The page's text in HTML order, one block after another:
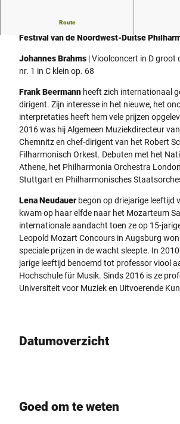
Route
Festival van het Noordwest-Duits
Festival van de Noordwest-Duitse
Johannes Brahms | Vioolconcert in D groot
nr. 1 in C klein op. 68
Frank Beermann heeft zich internationaal
dirigent. Zijn interesse in het nieuwe, het
interpretaties heeft hem vele prijzen
2016 was hij Algemeen Muziekdirecteur
Chemnitz en chef-dirigent van het Robert
Filharmonisch Orkest. Debuten met het
Athene, het Philharmonia Orchestra
Stuttgart en Philharmonisches
Lena Neudauerbegon op driejarige leeftijd
kwam op haar elfde naar het Mozarteum
internationale aandacht toen ze op 15-
Leopold Mozart Concours in Augsburg
speciale prijzen in de wacht sleepte. In
jarige leeftijd benoemd tot professor viool
Hochschule für Musik. Sinds 2016 is ze
Universiteit voor Muziek en Uitvoerende
Datumoverzicht
Goed om te weten